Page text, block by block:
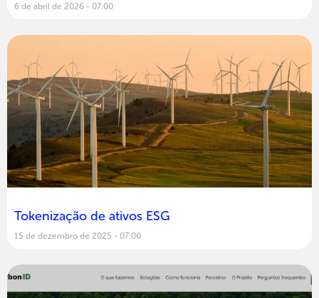
6 de abril de 2026 07:00
Tokenização de ativos ESG
15 de dezembro de 2025 07:00